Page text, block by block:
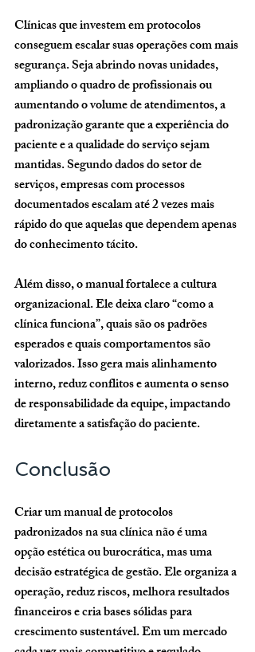
Clínicas que investem em protocolos
conseguem escalar suas operações com mais
segurança. Seja abrindo novas unidades,
ampliando o quadro de profissionais ou
aumentando o volume de atendimentos, a
padronização garante que a experiência do
paciente e a qualidade do serviço sejam
mantidas. Segundo dados do setor de
serviços, empresas com processos
documentados escalam até 2 vezes mais
rápido do que aquelas que dependem apenas
do conhecimento tácito.
Além disso, o manual fortalece a cultura
organizacional. Ele deixa claro “como a
clínica funciona”, quais são os padrões
esperados e quais comportamentos são
valorizados. Isso gera mais alinhamento
interno, reduz conflitos e aumenta o senso
de responsabilidade da equipe, impactando
diretamente a satisfação do paciente.
Conclusão
Criar um manual de protocolos
padronizados na sua clínica não é uma
opção estética ou burocrática, mas uma
decisão estratégica de gestão. Ele organiza a
operação, reduz riscos, melhora resultados
financeiros e cria bases sólidas para
crescimento sustentável. Em um mercado